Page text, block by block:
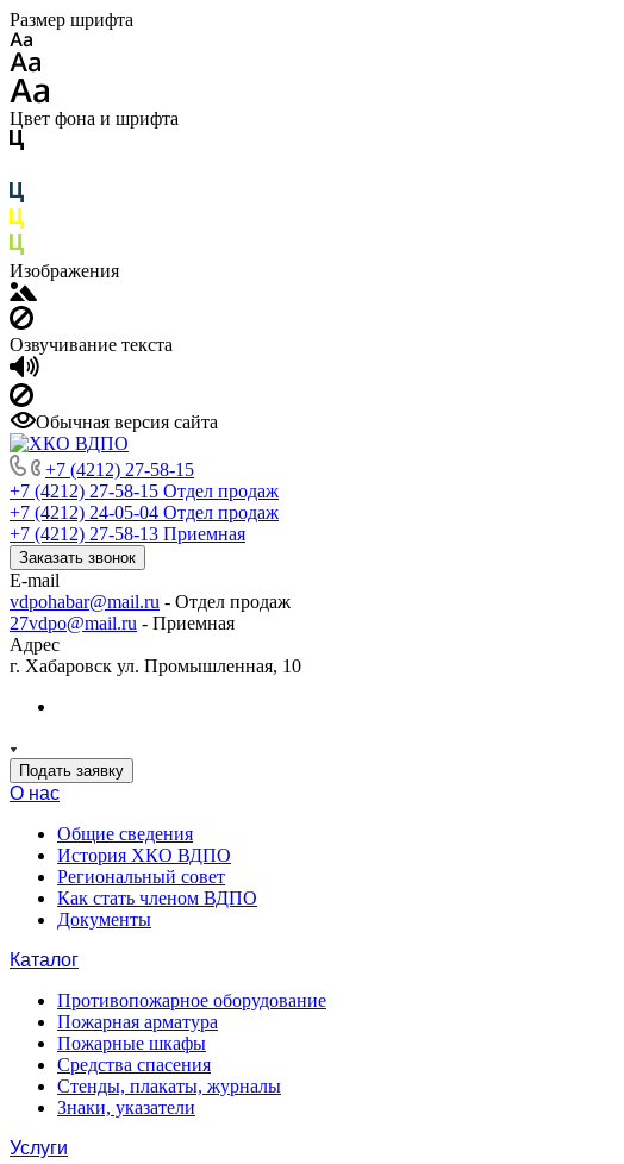
Размер шрифта
Цвет фона и шрифта
Изображения
Озвучивание текста
Обычная версия сайта
+7 (4212) 27-58-15
+7 (4212) 27-58-15 Отдел продаж
+7 (4212) 24-05-04 Отдел продаж
+7 (4212) 27-58-13 Приемная
Заказать звонок
E-mail
vdpohabar@mail.ru - Отдел продаж
27vdpo@mail.ru - Приемная
Адрес
г. Хабаровск ул. Промышленная, 10
Подать заявку
О нас
Общие сведения
История ХКО ВДПО
Региональный совет
Как стать членом ВДПО
Документы
Каталог
Противопожарное оборудование
Пожарная арматура
Пожарные шкафы
Средства спасения
Стенды, плакаты, журналы
Знаки, указатели
Услуги